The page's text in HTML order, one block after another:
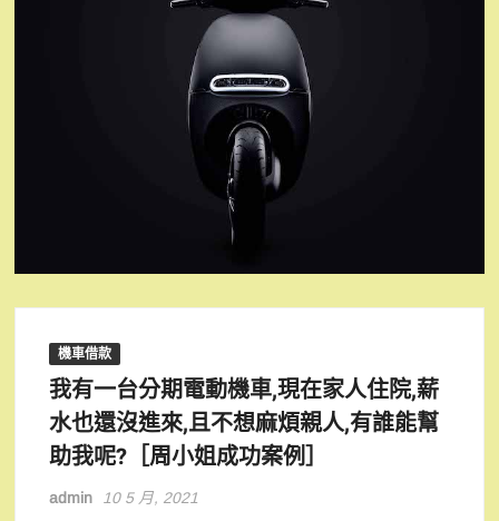
機車借款
我有一台分期電動機車,現在家人住院,薪
水也還沒進來,且不想麻煩親人,有誰能幫
助我呢?［周小姐成功案例］
admin 10 5 月, 2021